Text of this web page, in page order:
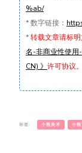
%ab/
*数字链接：
*转载文章请标
名-非商业性使用
CN) 》 许可协议。
标签: 小熊美术 小熊